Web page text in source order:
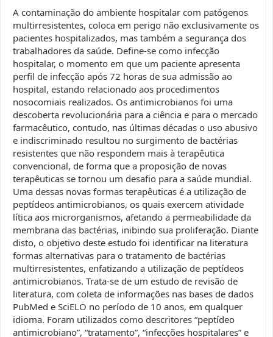
A contaminação do ambiente hospitalar com patógenos
multirresistentes, coloca em perigo não exclusivamente os
pacientes hospitalizados, mas também a segurança dos
trabalhadores da saúde. Define-se como infecção
hospitalar, o momento em que um paciente apresenta
perfil de infecção após 72 horas de sua admissão ao
hospital, estando relacionado aos procedimentos
nosocomiais realizados. Os antimicrobianos foi uma
descoberta revolucionária para a ciência e para o mercado
farmacêutico, contudo, nas últimas décadas o uso abusivo
e indiscriminado resultou no surgimento de bactérias
resistentes que não respondem mais à terapêutica
convencional, de forma que a proposição de novas
terapêuticas se tornou um desafio para a saúde mundial.
Uma dessas novas formas terapêuticas é a utilização de
peptídeos antimicrobianos, os quais exercem atividade
lítica aos microrganismos, afetando a permeabilidade da
membrana das bactérias, inibindo sua proliferação. Diante
disto, o objetivo deste estudo foi identificar na literatura
formas alternativas para o tratamento de bactérias
multirresistentes, enfatizando a utilização de peptídeos
antimicrobianos. Trata-se de um estudo de revisão de
literatura, com coleta de informações nas bases de dados
PubMed e SciELO no período de 10 anos, em qualquer
idioma. Foram utilizados como descritores “peptídeo
antimicrobiano”, “tratamento”, “infecções hospitalares” e